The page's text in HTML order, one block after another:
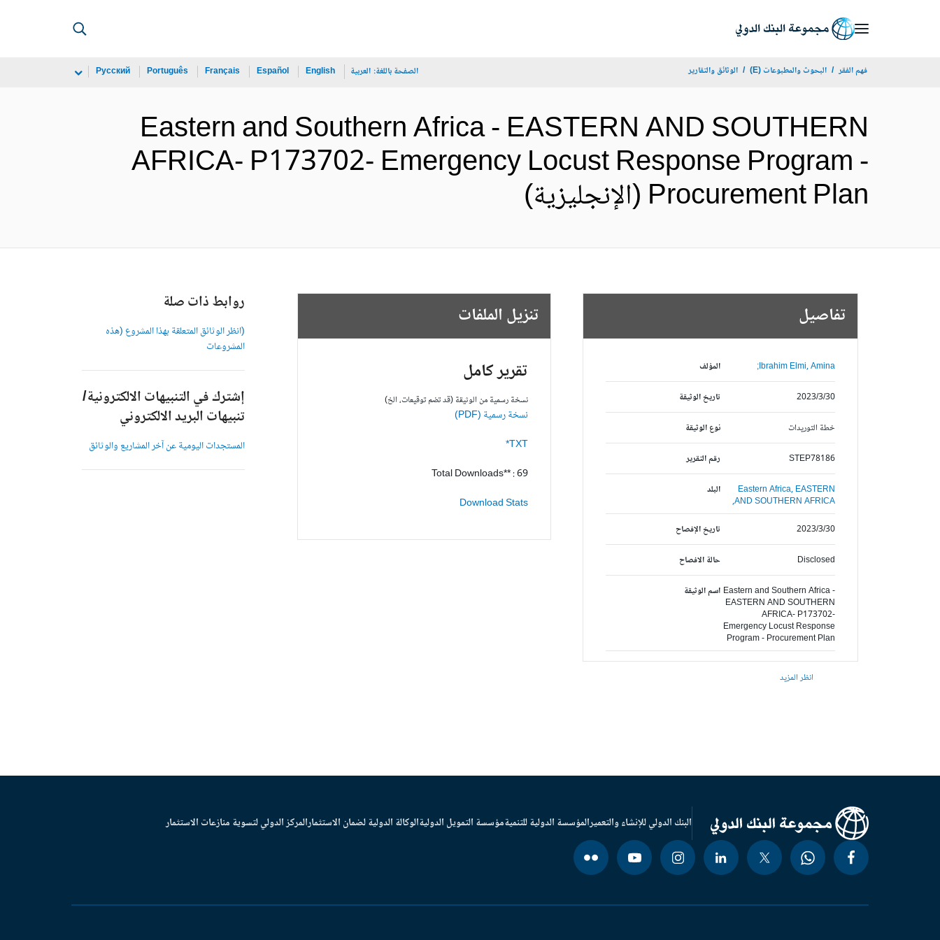
فهم الفقر البحوث والمطبوعات (E) الوثائق والتقارير الصفحة باللغة: العربية English
Español
Français
Português
Русский
Eastern and Southern Africa - EASTERN AND SOUTHERN
AFRICA- P173702- Emergency Locust Response Program -
Procurement Plan (الإنجليزية)
تفاصيل
المؤلف Ibrahim Elmi, Amina;
تاريخ الوثيقة 2023/3/30
نوع الوثيقة خطة التوريدات
رقم التقرير STEP78186
البلد Eastern Africa,EASTERN
AND SOUTHERN AFRICA,
تاريخ الإفصاح
2023/3/30
حالة الافصاح Disclosed
اسم الوثيقة Eastern and Southern Africa -
EASTERN AND SOUTHERN
AFRICA- P173702-
Emergency Locust Response
Program - Procurement Plan
انظر المزيد
تنزيل الملفات
تقرير كامل
نسخة رسمية من الوثيقة (قد تضم توقيعات، الخ)
نسخة رسمية (PDF)
TXT*
Total Downloads** : 69
Download Stats
روابط ذات صلة
(انظر الوثائق المتعلقة بهذا المشروع (هذه
المشروعات
إشترك في التنبيهات الالكترونية/
تنبيهات البريد الالكتروني
المستجدات اليومية عن آخر المشاريع والوثائق
البنك الدولي للإنشاء والتعميرالمؤسسة الدولية للتنميةمؤسسة التمويل الدوليةالوكالة الدولية لضمان الاستثمارالمركز الدولي لتسوية منازعات الاستثمار